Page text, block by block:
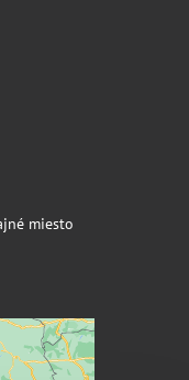
miesto